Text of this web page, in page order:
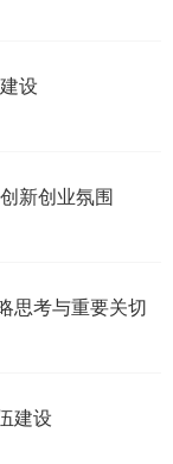
设
新创业氛围
思考与重要关切
建设